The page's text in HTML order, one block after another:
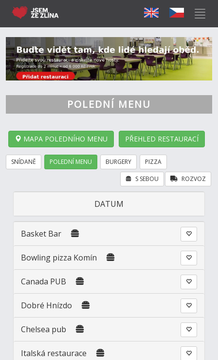
POLEDNÍ MENU
MAPA POLEDNÍHO MENU PŘEHLED RESTAURACÍ
SNÍDANĚ POLEDNÍ MENU BURGERY PIZZA
ROZVOZ
S SEBOU
DATUM
Basket Bar
Bowling pizza Komín
Canada PUB
Dobré Hnízdo
Chelsea pub
Italská restaurace